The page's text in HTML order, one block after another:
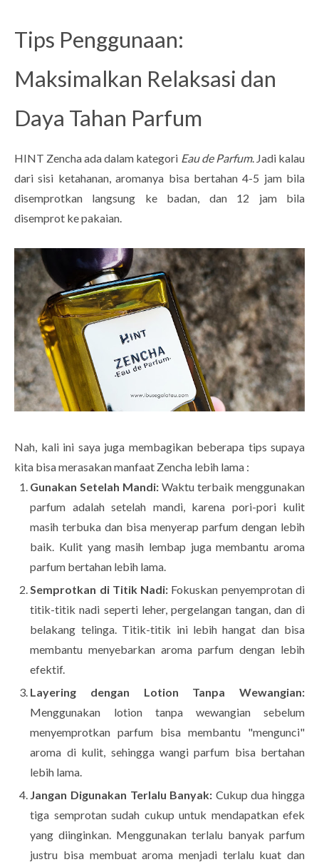
Tips Penggunaan:
Maksimalkan Relaksasi dan
Daya Tahan Parfum
HINT Zencha ada dalam kategori Eau de Parfum. Jadi kalau
dari sisi ketahanan, aromanya bisa bertahan 4-5 jam bila
disemprotkan langsung ke badan, dan 12 jam bila
disemprot ke pakaian.
Nah, kali ini saya juga membagikan beberapa tips supaya
kita bisa merasakan manfaat Zencha lebih lama :
Gunakan Setelah Mandi: Waktu terbaik menggunakan
parfum adalah setelah mandi, karena pori-pori kulit
masih terbuka dan bisa menyerap parfum dengan lebih
baik. Kulit yang masih lembap juga membantu aroma
parfum bertahan lebih lama.
Semprotkan di Titik Nadi: Fokuskan penyemprotan di
titik-titik nadi seperti leher, pergelangan tangan, dan di
belakang telinga. Titik-titik ini lebih hangat dan bisa
membantu menyebarkan aroma parfum dengan lebih
efektif.
Layering dengan Lotion Tanpa Wewangian:
Menggunakan lotion tanpa wewangian sebelum
menyemprotkan parfum bisa membantu "mengunci"
aroma di kulit, sehingga wangi parfum bisa bertahan
lebih lama.
Jangan Digunakan Terlalu Banyak: Cukup dua hingga
tiga semprotan sudah cukup untuk mendapatkan efek
yang diinginkan. Menggunakan terlalu banyak parfum
justru bisa membuat aroma menjadi terlalu kuat dan